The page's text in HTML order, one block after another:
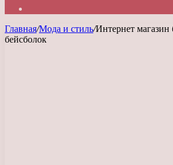
Главная/Мода и стиль/Интернет магазин
бейсболок